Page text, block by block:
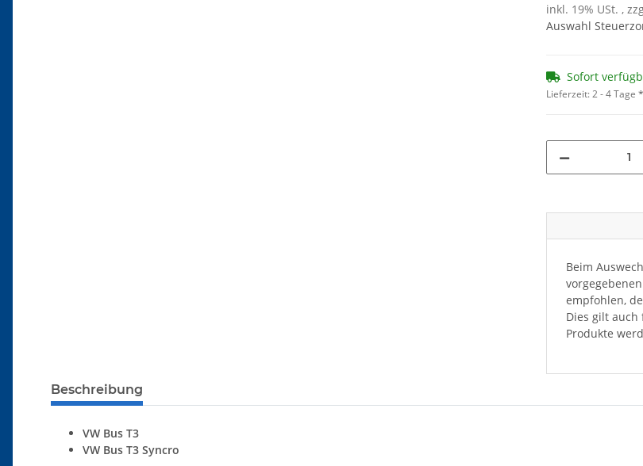
inkl. 19% USt. ,
Auswahl
Sofort
Lieferzeit:2 - 4 Tage *
Beim
empfohlen,
Dies gilt
Produkte
Beschreibung
VW Bus T3
VW Bus T3 Syncro